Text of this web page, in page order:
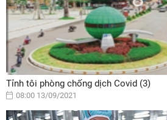
Tỉnh tôi phòng chống dịch Covid (3)
08:00 13/09/2021